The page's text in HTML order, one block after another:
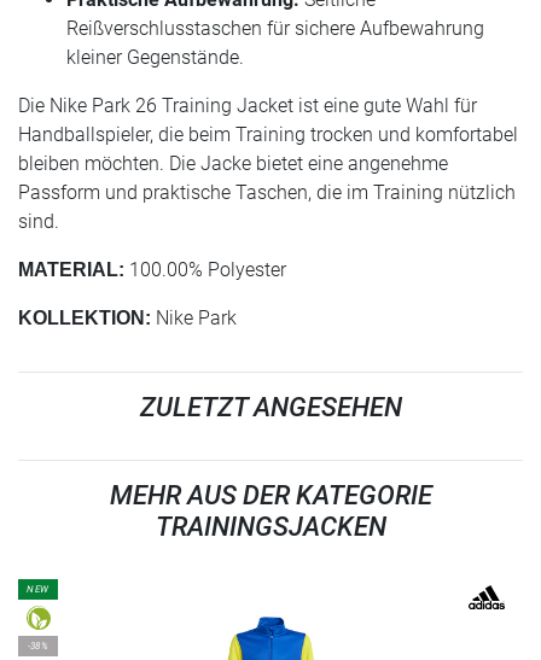
Reißverschlusstaschen für sichere Aufbewahrung
kleiner Gegenstände.
Die Nike Park 26 Training Jacket ist eine gute Wahl für
Handballspieler, die beim Training trocken und komfortabel
bleiben möchten. Die Jacke bietet eine angenehme
Passform und praktische Taschen, die im Training nützlich
sind.
MATERIAL: 100.00% Polyester
KOLLEKTION: Nike Park
ZULETZT ANGESEHEN
MEHR AUS DER KATEGORIE
TRAININGSJACKEN
NEW
-38%